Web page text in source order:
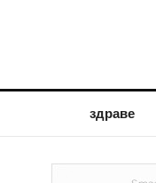
здраве